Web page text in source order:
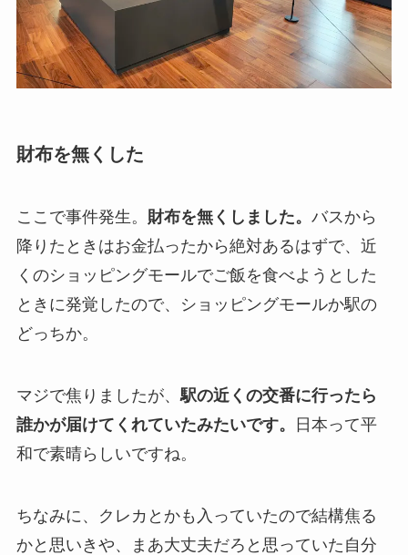
財布を無くした
ここで事件発生。 財布を無くしました。 バスから
降りたときはお金払ったから絶対あるはずで、近
くのショッピングモールでご飯を食べようとした
ときに発覚したので、ショッピングモールか駅の
どっちか。
マジで焦りましたが、駅の近くの交番に行ったら
誰かが届けてくれていたみたいです。
日本って平
和で素晴らしいですね。
ちなみに、クレカとかも入っていたので結構焦る
かと思いきや、まあ大丈夫だろと思っていた自分